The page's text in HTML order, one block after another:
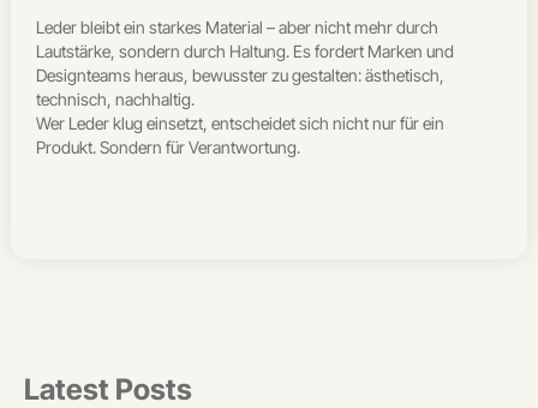
Leder bleibt ein starkes Material – aber nicht mehr durch
Lautstärke, sondern durch Haltung. Es fordert Marken und
Designteams heraus, bewusster zu gestalten: ästhetisch,
technisch, nachhaltig.
Wer Leder klug einsetzt, entscheidet sich nicht nur für ein
Produkt. Sondern für Verantwortung.
Latest Posts